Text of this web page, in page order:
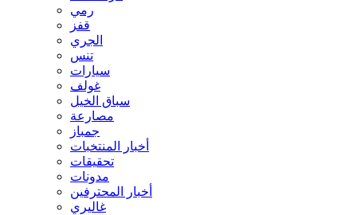
رمي
قفز
الجري
تنس
سيارات
غولف
سباق الخيل
مصارعة
جمباز
أخبار المنتخبات
تحقيقات
مدونات
أخبار المحترفين
غاليري